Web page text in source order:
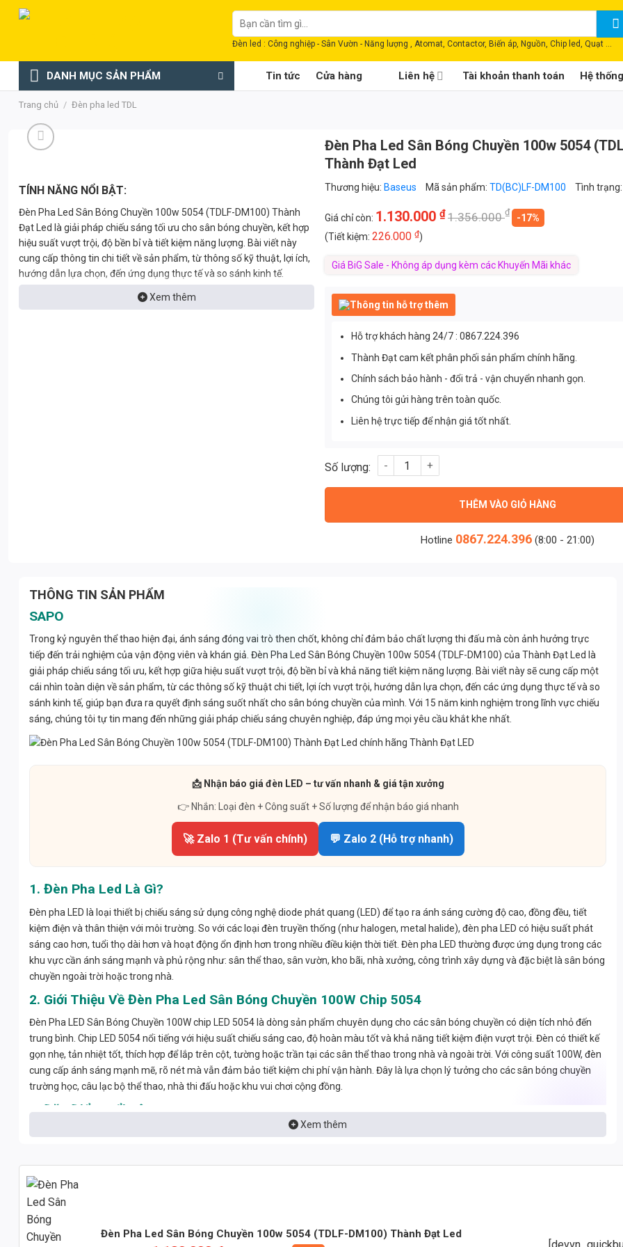
Chuyển
dung
Tìm
kiếm:
Đèn led : Công nghiệp - Sân Vườn - Năng lượng , Atomat, Contactor, Biến áp, Nguồn, Chip led, Quạt ...
DANH MỤC SẢN PHẨM Tin tức Cửa hàng Liên hệ Tài khoản thanh toán Hệ
Trang chủ / Đèn pha led TDL
TÍNH NĂNG NỔI BẬT:
Đèn Pha Led Sân Bóng Chuyền 100w 5054 (TDLF-DM100) Thành
Đạt Led là giải pháp chiếu sáng tối ưu cho sân bóng chuyền, kết hợp
hiệu suất vượt trội, độ bền bỉ và tiết kiệm năng lượng. Bài viết này
cung cấp thông tin chi tiết về sản phẩm, từ thông số kỹ thuật, lợi ích,
hướng dẫn lựa chọn, đến ứng dụng thực tế và so sánh kinh tế.
Xem thêm
Đèn Pha Led Sân Bóng Chuyền 100w 5054
Thành Đạt Led
Thương hiệu: Baseus Mã sản phẩm: TD(BC)LF-DM100 Tình
Giá chỉ còn: 1.130.000 ₫1.356.000₫
-17%
(Tiết kiệm: 226.000 ₫)
Giá BiG Sale - Không áp dụng kèm các Khuyến Mãi khác
Thông tin hỗ trợ thêm
Hỗ trợ khách hàng 24/7 : 0867.224.396
Thành Đạt cam kết phân phối sản phẩm chính hãng.
Chính sách bảo hành - đổi trả - vận chuyển nhanh gọn.
Chúng tôi gửi hàng trên toàn quốc.
Liên hệ trực tiếp để nhận giá tốt nhất.
Đèn Pha Led Sân Bóng Chuyền 100w 5054 (TDLF-DM100)
THÊM VÀO GIỎ HÀNG
Hotline 0867.224.396 (8:00 - 21:00)
THÔNG TIN SẢN PHẨM
SAPO
Trong kỷ nguyên thể thao hiện đại, ánh sáng đóng vai trò then chốt, không chỉ đảm bảo chất lượng thi đấu mà còn ảnh hưởng trực
tiếp đến trải nghiệm của vận động viên và khán giả. Đèn Pha Led Sân Bóng Chuyền 100w 5054 (TDLF-DM100) của Thành Đạt Led là
giải pháp chiếu sáng tối ưu, kết hợp giữa hiệu suất vượt trội, độ bền bỉ và khả năng tiết kiệm năng lượng. Bài viết này sẽ cung cấp một
cái nhìn toàn diện về sản phẩm, từ các thông số kỹ thuật chi tiết, lợi ích vượt trội, hướng dẫn lựa chọn, đến các ứng dụng thực tế và so
sánh kinh tế, giúp bạn đưa ra quyết định sáng suốt nhất cho sân bóng chuyền của mình. Với 15 năm kinh nghiệm trong lĩnh vực chiếu
sáng, chúng tôi tự tin mang đến những giải pháp chiếu sáng chuyên nghiệp, đáp ứng mọi yêu cầu khắt khe nhất.
📩 Nhận báo giá đèn LED – tư vấn nhanh & giá tận xưởng
👉 Nhắn: Loại đèn + Công suất + Số lượng để nhận báo giá nhanh
🚀 Zalo 1 (Tư vấn chính) 💬 Zalo 2 (Hỗ trợ nhanh)
1. Đèn Pha Led Là Gì?
Đèn pha LED là loại thiết bị chiếu sáng sử dụng công nghệ diode phát quang (LED) để tạo ra ánh sáng cường độ cao, đồng đều, tiết
kiệm điện và thân thiện với môi trường. So với các loại đèn truyền thống (như halogen, metal halide), đèn pha LED có hiệu suất phát
sáng cao hơn, tuổi thọ dài hơn và hoạt động ổn định hơn trong nhiều điều kiện thời tiết. Đèn pha LED thường được ứng dụng trong các
khu vực cần ánh sáng mạnh và phủ rộng như: sân thể thao, sân vườn, kho bãi, nhà xưởng, công trình xây dựng và đặc biệt là sân bóng
chuyền ngoài trời hoặc trong nhà.
2. Giới Thiệu Về Đèn Pha Led Sân Bóng Chuyền 100W Chip 5054
Đèn Pha LED Sân Bóng Chuyền 100W chip LED 5054 là dòng sản phẩm chuyên dụng cho các sân bóng chuyền có diện tích nhỏ đến
trung bình. Chip LED 5054 nổi tiếng với hiệu suất chiếu sáng cao, độ hoàn màu tốt và khả năng tiết kiệm điện vượt trội. Đèn có thiết kế
gọn nhẹ, tản nhiệt tốt, thích hợp để lắp trên cột, tường hoặc trần tại các sân thể thao trong nhà và ngoài trời. Với công suất 100W, đèn
cung cấp ánh sáng mạnh mẽ, rõ nét mà vẫn đảm bảo tiết kiệm chi phí vận hành. Đây là lựa chọn lý tưởng cho các sân bóng chuyền
trường học, câu lạc bộ thể thao, nhà thi đấu hoặc khu vui chơi cộng đồng.
3. Đặc Điểm Nổi Bật
Hiệu suất chiếu sáng cao: Quang thông đạt khoảng 12.000 – 13.000 lumen, đủ để chiếu sáng rõ toàn bộ mặt sân bóng chuyền tiêu
Tản nhiệt hiệu quả: Nhôm đúc nguyên khối với thiết kế rãnh sâu giúp đèn không bị nóng khi hoạt động liên tục.
Khả năng chống nước, chống bụi IP65: Phù hợp lắp đặt ngoài trời, hoạt động tốt kể cả trong điều kiện thời tiết khắc nghiệt.
Xem thêm
Đèn Pha Led Sân Bóng Chuyền 100w 5054 (TDLF-DM100) Thành Đạt Led